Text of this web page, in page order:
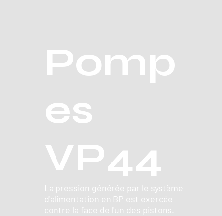
Pomp
es
VP44
La pression générée par le système
d'alimentation en BP est exercée
contre la face de l'un des pistons.